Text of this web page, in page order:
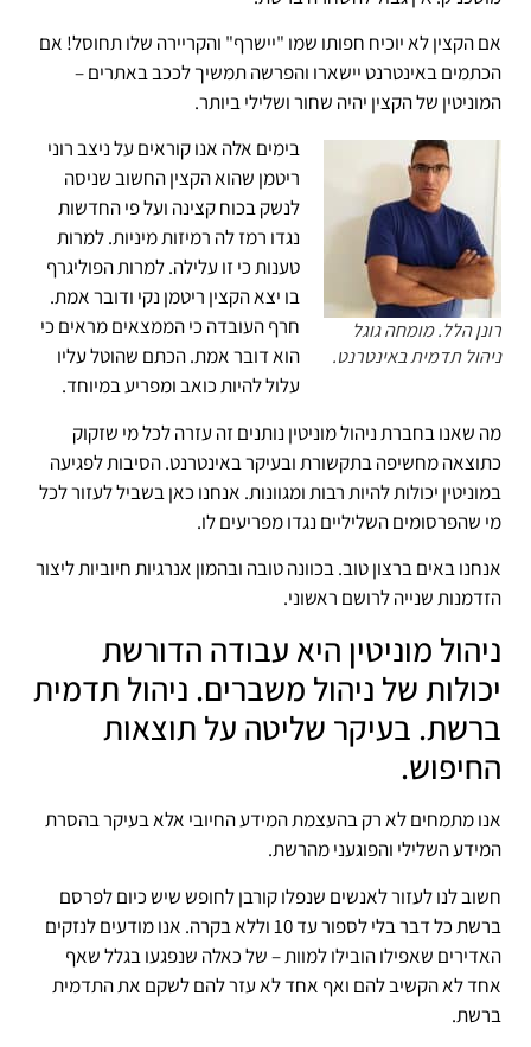
אם הקצין לא יוכיח חפותו שמו "יישרף" והקריירה שלו תחוסל! אם
הכתמים באינטרנט יישארו והפרשה תמשיך לככב באתרים –
המוניטין של הקצין יהיה שחור ושלילי ביותר.
רונן הלל. מומחה גוגל
ניהול תדמית באינטרנט.
בימים אלה אנו קוראים על ניצב רוני
ריטמן שהוא הקצין החשוב שניסה
לנשק בכוח קצינה ועל פי החדשות
נגדו רמז לה רמיזות מיניות. למרות
טענות כי זו עלילה. למרות הפוליגרף
בו יצא הקצין ריטמן נקי ודובר אמת.
חרף העובדה כי הממצאים מראים כי
הוא דובר אמת. הכתם שהוטל עליו
עלול להיות כואב ומפריע במיוחד.
מה שאנו בחברת ניהול מוניטין נותנים זה עזרה לכל מי שזקוק
כתוצאה מחשיפה בתקשורת ובעיקר באינטרנט. הסיבות לפגיעה
במוניטין יכולות להיות רבות ומגוונות. אנחנו כאן בשביל לעזור לכל
מי שהפרסומים השליליים נגדו מפריעים לו.
אנחנו באים ברצון טוב. בכוונה טובה ובהמון אנרגיות חיוביות ליצור
הזדמנות שנייה לרושם ראשוני.
ניהול מוניטין היא עבודה הדורשת
יכולות של ניהול משברים. ניהול תדמית
ברשת. בעיקר שליטה על תוצאות
החיפוש.
אנו מתמחים לא רק בהעצמת המידע החיובי אלא בעיקר בהסרת
המידע השלילי והפוגעני מהרשת.
חשוב לנו לעזור לאנשים שנפלו קורבן לחופש שיש כיום לפרסם
ברשת כל דבר בלי לספור עד 10 וללא בקרה. אנו מודעים לנזקים
האדירים שאפילו הובילו למוות – של כאלה שנפגעו בגלל שאף
אחד לא הקשיב להם ואף אחד לא עזר להם לשקם את התדמית
ברשת.